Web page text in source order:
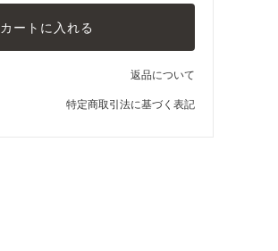
カートに入れる
返品について
特定商取引法に基づく表記